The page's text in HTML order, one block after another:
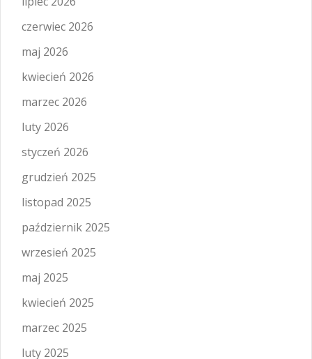
czerwiec 2026
maj 2026
kwiecień 2026
marzec 2026
luty 2026
styczeń 2026
grudzień 2025
listopad 2025
październik 2025
wrzesień 2025
maj 2025
kwiecień 2025
marzec 2025
luty 2025